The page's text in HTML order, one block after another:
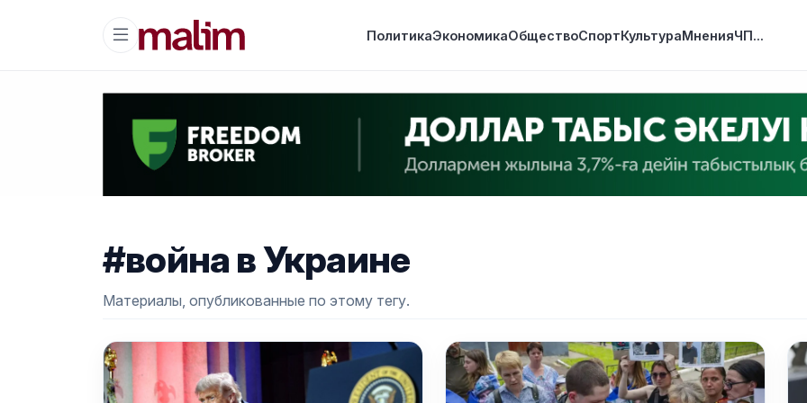
ПолитикаЭкономикаОбществоСпортКультураМненияЧП...
#война в Украине
Материалы, опубликованные по этому тегу.